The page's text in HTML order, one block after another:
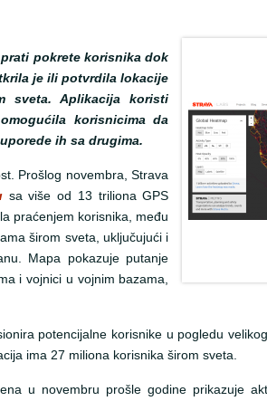
pokrete korisnika dok
je ili potvrdila lokacije
sveta. Aplikacija koristi
korisnicima da
ih sa drugima.
Prošlog novembra, Strava
sa više od 13 triliona GPS
praćenjem korisnika, među
širom sveta, uključujući i
Mapa pokazuje putanje
i vojnici u vojnim bazama,
potencijalne korisnike u pogledu
ima 27 miliona korisnika širom sveta.
u novembru prošle godine prikazuje